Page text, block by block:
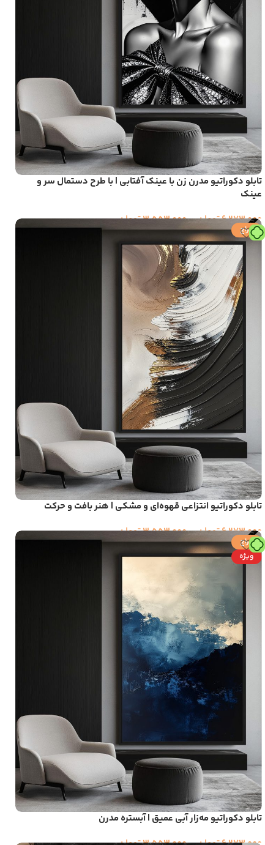
تابلو دکوراتیو مدرن زن با عینک آفتابی | با طرح دستمال سر و
عینک
6,273,000تومان–
3,553,000تومان
حراج
تابلو دکوراتیو انتزاعی قهوه‌ای و مشکی | هنر بافت و حرکت
6,273,000تومان–
3,553,000تومان
حراج
ویژه
تابلو دکوراتیو مه‌زار آبی عمیق | آبستره مدرن